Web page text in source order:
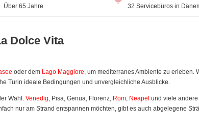
Über 65 Jahre 32 Servicebüros in
Dolce Vita
oder dem Lago Maggiore, um mediterranes Ambiente zu erleben.
Turin ideale Bedingungen und unvergleichliche Ausblicke.
Wahl. Venedig, Pisa, Genua, Florenz, Rom, Neapel und viele
nur am Strand entspannen möchten, gibt es auch abgelegene